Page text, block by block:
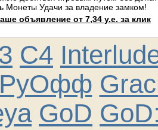
Монеты Удачи за владение замком!
объявление от 7,34 у.е. за клик
C4
РуОфф
GoD